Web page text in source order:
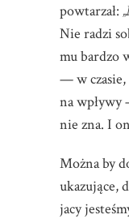
powtarzał:
Nie radzi
mu bardzo
— w czasie,
na wpływy
nie zna. I
Można by
ukazujące,
jacy